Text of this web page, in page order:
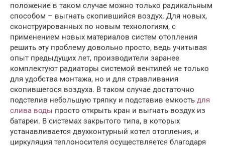
положение в таком случае можно только радикальным
способом – выгнать скопившийся воздух. Для новых,
сконструированных по новым технологиям, с
применением новых материалов систем отопления
решить эту проблему довольно просто, ведь учитывая
опыт предыдущих лет, производители заранее
комплектуют радиаторы системой вентилей не только
для удобства монтажа, но и для стравливания
скопившегося воздуха. В таком случае достаточно
подстелив небольшую тряпку и подставив емкость для
слива воды просто открыть кран и выгнать воздух из
батареи. В системах закрытого типа, в которых
устанавливается двухконтурный котел отопления, и
циркуляция теплоносителя осуществляется благодаря